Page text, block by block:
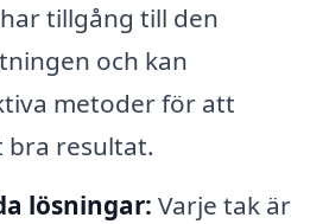
tillgång till den
och kan
metoder för att
bra resultat.
lösningar: Varje tak är